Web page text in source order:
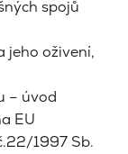
spojů
jeho oživení,
– úvod
EU
1997 Sb.